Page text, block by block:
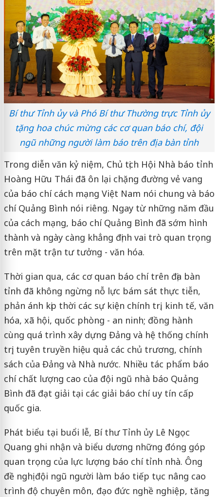
Bí thư Tỉnh ủy và Phó Bí thư Thường trực Tỉnh ủy
tặng hoa chúc mừng các cơ quan báo chí, đội
ngũ những người làm báo trên địa bàn tỉnh
Trong diễn văn kỷ niệm, Chủ tịch Hội Nhà báo tỉnh
Hoàng Hữu Thái đã ôn lại chặng đường vẻ vang
của báo chí cách mạng Việt Nam nói chung và báo
chí Quảng Bình nói riêng. Ngay từ những năm đầu
của cách mạng, báo chí Quảng Bình đã sớm hình
thành và ngày càng khẳng định vai trò quan trọng
trên mặt trận tư tưởng - văn hóa.
Thời gian qua, các cơ quan báo chí trên địa bàn
tỉnh đã không ngừng nỗ lực bám sát thực tiễn,
phản ánh kịp thời các sự kiện chính trị, kinh tế, văn
hóa, xã hội, quốc phòng - an ninh; đồng hành
cùng quá trình xây dựng Đảng và hệ thống chính
trị; tuyên truyền hiệu quả các chủ trương, chính
sách của Đảng và Nhà nước. Nhiều tác phẩm báo
chí chất lượng cao của đội ngũ nhà báo Quảng
Bình đã đạt giải tại các giải báo chí uy tín cấp
quốc gia.
Phát biểu tại buổi lễ, Bí thư Tỉnh ủy Lê Ngọc
Quang ghi nhận và biểu dương những đóng góp
quan trọng của lực lượng báo chí tỉnh nhà. Ông
đề nghị đội ngũ người làm báo tiếp tục nâng cao
trình độ chuyên môn, đạo đức nghề nghiệp, tăng